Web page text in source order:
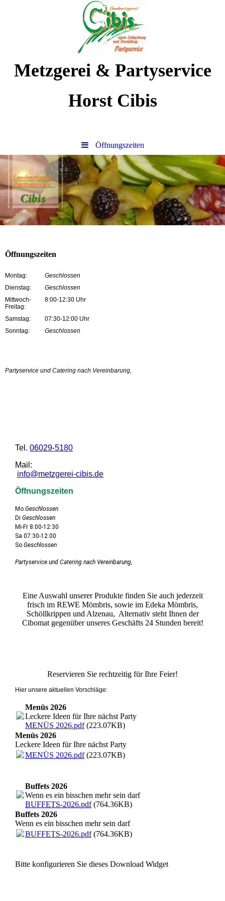
Metzgerei & Partyservice
Horst Cibis
Öffnungszeiten
Öffnungszeiten
Montag:
Geschlossen
Dienstag:
Geschlossen
Mittwoch-
Freitag:
8:00-12:30 Uhr
Samstag:
07:30-12:00 Uhr
Sonntag:
Geschlossen
Partyservice und Catering nach Vereinbarung,
Tel. 06029-5180
Mail:
info@metzgerei-cibis.de
Öffnungszeiten
Mo Geschlossen
Di Geschlossen
Mi-Fr 8:00-12:30
Sa 07:30-12:00
So Geschlossen
Partyservice und Catering nach Vereinbarung,
Eine Auswahl unserer Produkte finden Sie auch jederzeit
frisch im REWE Mömbris, sowie im Edeka Mömbris,
Schöllkrippen und Alzenau, Alternativ steht Ihnen der
Cibomat gegenüber unseres Geschäfts 24 Stunden bereit!
Reservieren Sie rechtzeitig für Ihre Feier!
Hier unsere aktuellen Vorschläge:
Menüs 2026
Leckere Ideen für Ihre nächst Party
MENÜS 2026.pdf(223.07KB)
Menüs 2026
Leckere Ideen für Ihre nächst Party
MENÜS 2026.pdf(223.07KB)
Buffets 2026
Wenn es ein bisschen mehr sein darf
BUFFETS-2026.pdf(764.36KB)
Buffets 2026
Wenn es ein bisschen mehr sein darf
BUFFETS-2026.pdf(764.36KB)
Bitte konfigurieren Sie dieses Download Widget